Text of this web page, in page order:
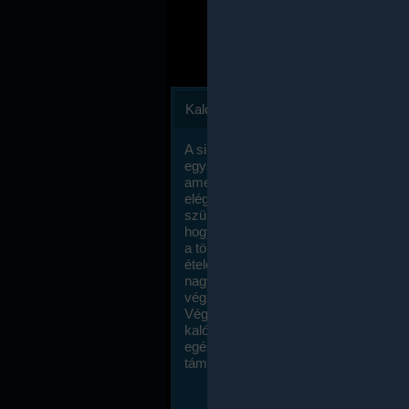
Kalóriaszámlálás
A sikeres fogyás titka valójában igen
egyszerű: égess több energiát, mint
amennyit beviszel. Természetesen
elég nagy fegyelemre és akaraterőre
szükség, de meglepődve fogod
hogy a kalóriaszámolás mennyire
a többi diétához képest. Itt nincsenek
ételek és a megengedett kalóriabevitelt
nagymértékben növelheted ha
végzel.
Végül, de nem utolsó sorban, a
kalóriaszámolás módszerét a legtöbb
egészségügyi szakorvos ajánlja és
támogatja.